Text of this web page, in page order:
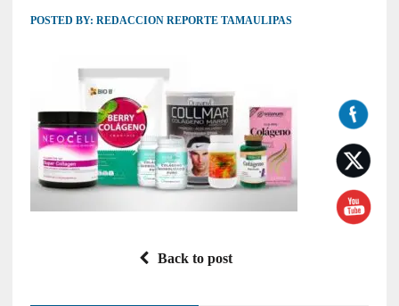
POSTED BY: REDACCION REPORTE TAMAULIPAS
Back to post